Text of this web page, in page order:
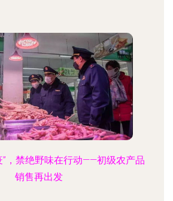
”，禁绝野味在行动——初级农产品
销售再出发